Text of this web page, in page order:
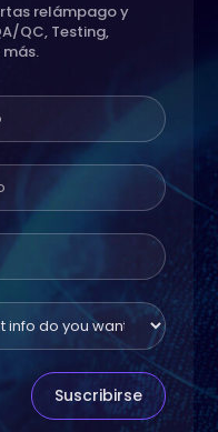
relámpago y
QC, Testing,
Suscribirse